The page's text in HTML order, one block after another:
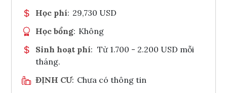
Học phí: 29,730 USD
Học bổng: Không
Sinh hoạt phí: Từ 1.700 - 2.200 USD mỗi
tháng.
ĐỊNH CƯ: Chưa có thông tin